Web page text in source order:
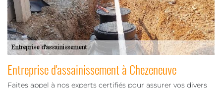
Entreprise d'assainissement à Chezeneuve
Faites appel à nos experts certifiés pour assurer vos divers